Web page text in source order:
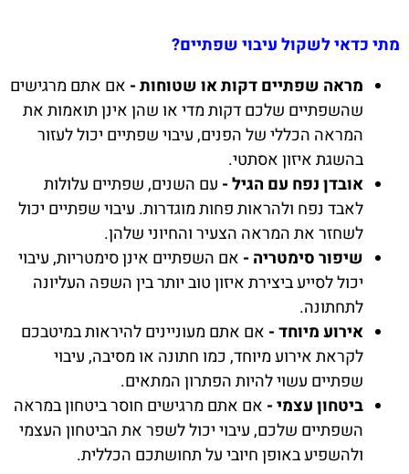
מתי כדאי לשקול עיבוי שפתיים?
מראה שפתיים דקות או שטוחות - אם אתם מרגישים
שהשפתיים שלכם דקות מדי או שהן אינן תואמות את
המראה הכללי של הפנים, עיבוי שפתיים יכול לעזור
בהשגת איזון אסתטי.
אובדן נפח עם הגיל - עם השנים, שפתיים עלולות
לאבד נפח ולהראות פחות מוגדרות. עיבוי שפתיים יכול
לשחזר את המראה הצעיר והחיוני שלהן.
שיפור סימטריה - אם השפתיים אינן סימטריות, עיבוי
יכול לסייע ביצירת איזון טוב יותר בין השפה העליונה
לתחתונה.
אירוע מיוחד - אם אתם מעוניינים להיראות במיטבכם
לקראת אירוע מיוחד, כמו חתונה או מסיבה, עיבוי
שפתיים עשוי להיות הפתרון המתאים.
ביטחון עצמי - אם אתם מרגישים חוסר ביטחון במראה
השפתיים שלכם, עיבוי יכול לשפר את הביטחון העצמי
ולהשפיע באופן חיובי על תחושתכם הכללית.